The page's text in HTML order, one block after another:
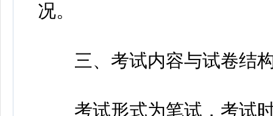
况。
三、考试内容与试卷结
考试形式为笔试，考试时